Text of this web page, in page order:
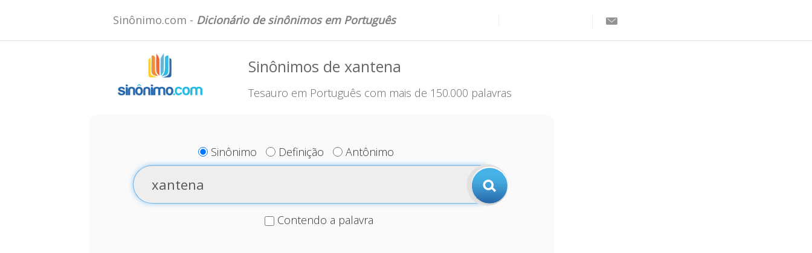
Sinônimo.com - Dicionário de sinônimos em Português
Sinônimos de xantena
Tesauro em Português com mais de 150.000 palavras
Sinônimo Definição Antônimo
Contendo a palavra